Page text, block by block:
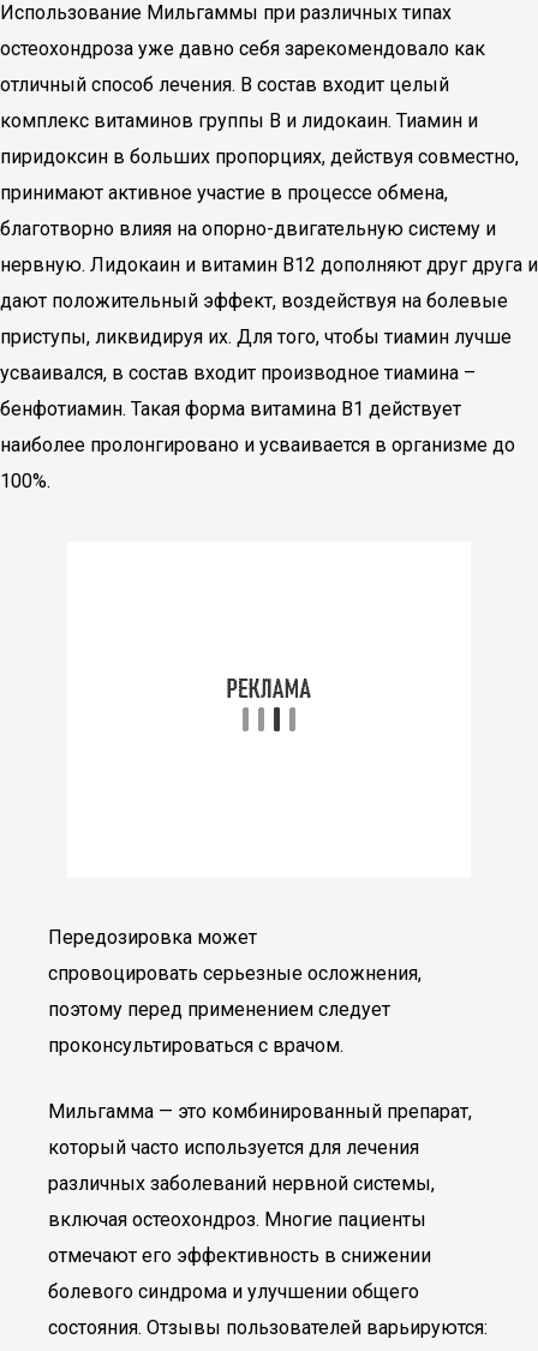
Использование Мильгаммы при различных типах
остеохондроза уже давно себя зарекомендовало как
отличный способ лечения. В состав входит целый
комплекс витаминов группы В и лидокаин. Тиамин и
пиридоксин в больших пропорциях, действуя совместно,
принимают активное участие в процессе обмена,
благотворно влияя на опорно-двигательную систему и
нервную. Лидокаин и витамин В12 дополняют друг друга и
дают положительный эффект, воздействуя на болевые
приступы, ликвидируя их. Для того, чтобы тиамин лучше
усваивался, в состав входит производное тиамина –
бенфотиамин. Такая форма витамина В1 действует
наиболее пролонгировано и усваивается в организме до
100%.
Передозировка может
спровоцировать серьезные осложнения,
поэтому перед применением следует
проконсультироваться с врачом.
Мильгамма — это комбинированный препарат,
который часто используется для лечения
различных заболеваний нервной системы,
включая остеохондроз. Многие пациенты
отмечают его эффективность в снижении
болевого синдрома и улучшении общего
состояния. Отзывы пользователей варьируются: